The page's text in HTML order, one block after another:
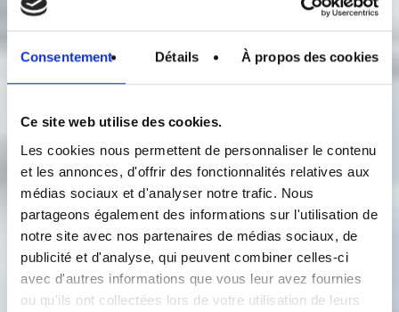
Consentement Détails À propos des cookies
Ce site web utilise des cookies.
Les cookies nous permettent de personnaliser le contenu
et les annonces, d'offrir des fonctionnalités relatives aux
médias sociaux et d'analyser notre trafic. Nous
partageons également des informations sur l'utilisation de
notre site avec nos partenaires de médias sociaux, de
publicité et d'analyse, qui peuvent combiner celles-ci
avec d'autres informations que vous leur avez fournies
ou qu'ils ont collectées lors de votre utilisation de leurs